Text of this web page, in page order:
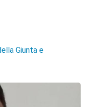
Giunta e